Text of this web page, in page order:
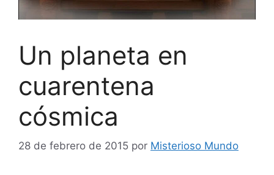
Un planeta en
cuarentena
cósmica
28 de febrero de 2015 por Misterioso Mundo